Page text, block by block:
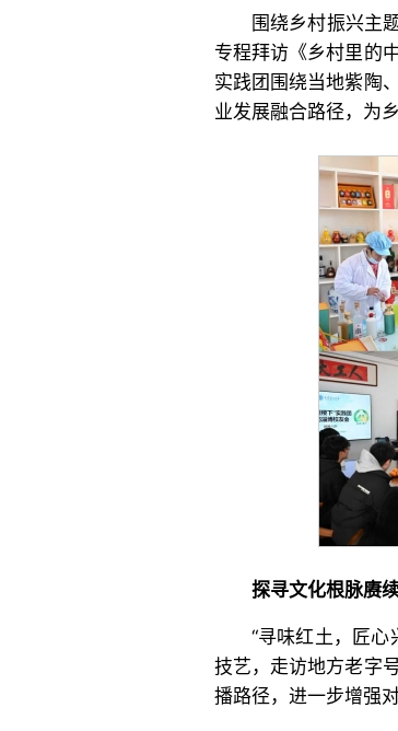
围绕乡村振兴主
专程拜访《乡村里的
实践团围绕当地紫陶
业发展融合路径，为
探寻文化根脉赓
“寻味红土，匠
技艺，走访地方老字
播路径，进一步增强